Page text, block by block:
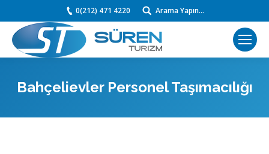
0(212) 471 4220 Search:
Arama Yapın...
Bahçelievler Personel Taşımacılığı